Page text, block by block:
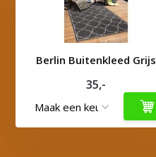
Berlin Buitenkleed Grijs
35,-